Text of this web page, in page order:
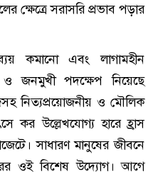
ক্ষেত্রে সরাসরি প্রভাব পড়ার
কমানো এবং লাগামহীন
ও জনমুখী পদক্ষেপ নিয়েছে
নিত্যপ্রয়োজনীয় ও মৌলিক
কর উল্লেখযোগ্য হারে হ্রাস
সাধারণ মানুষের জীবনে
ওই বিশেষ উদ্যোগ। আগে